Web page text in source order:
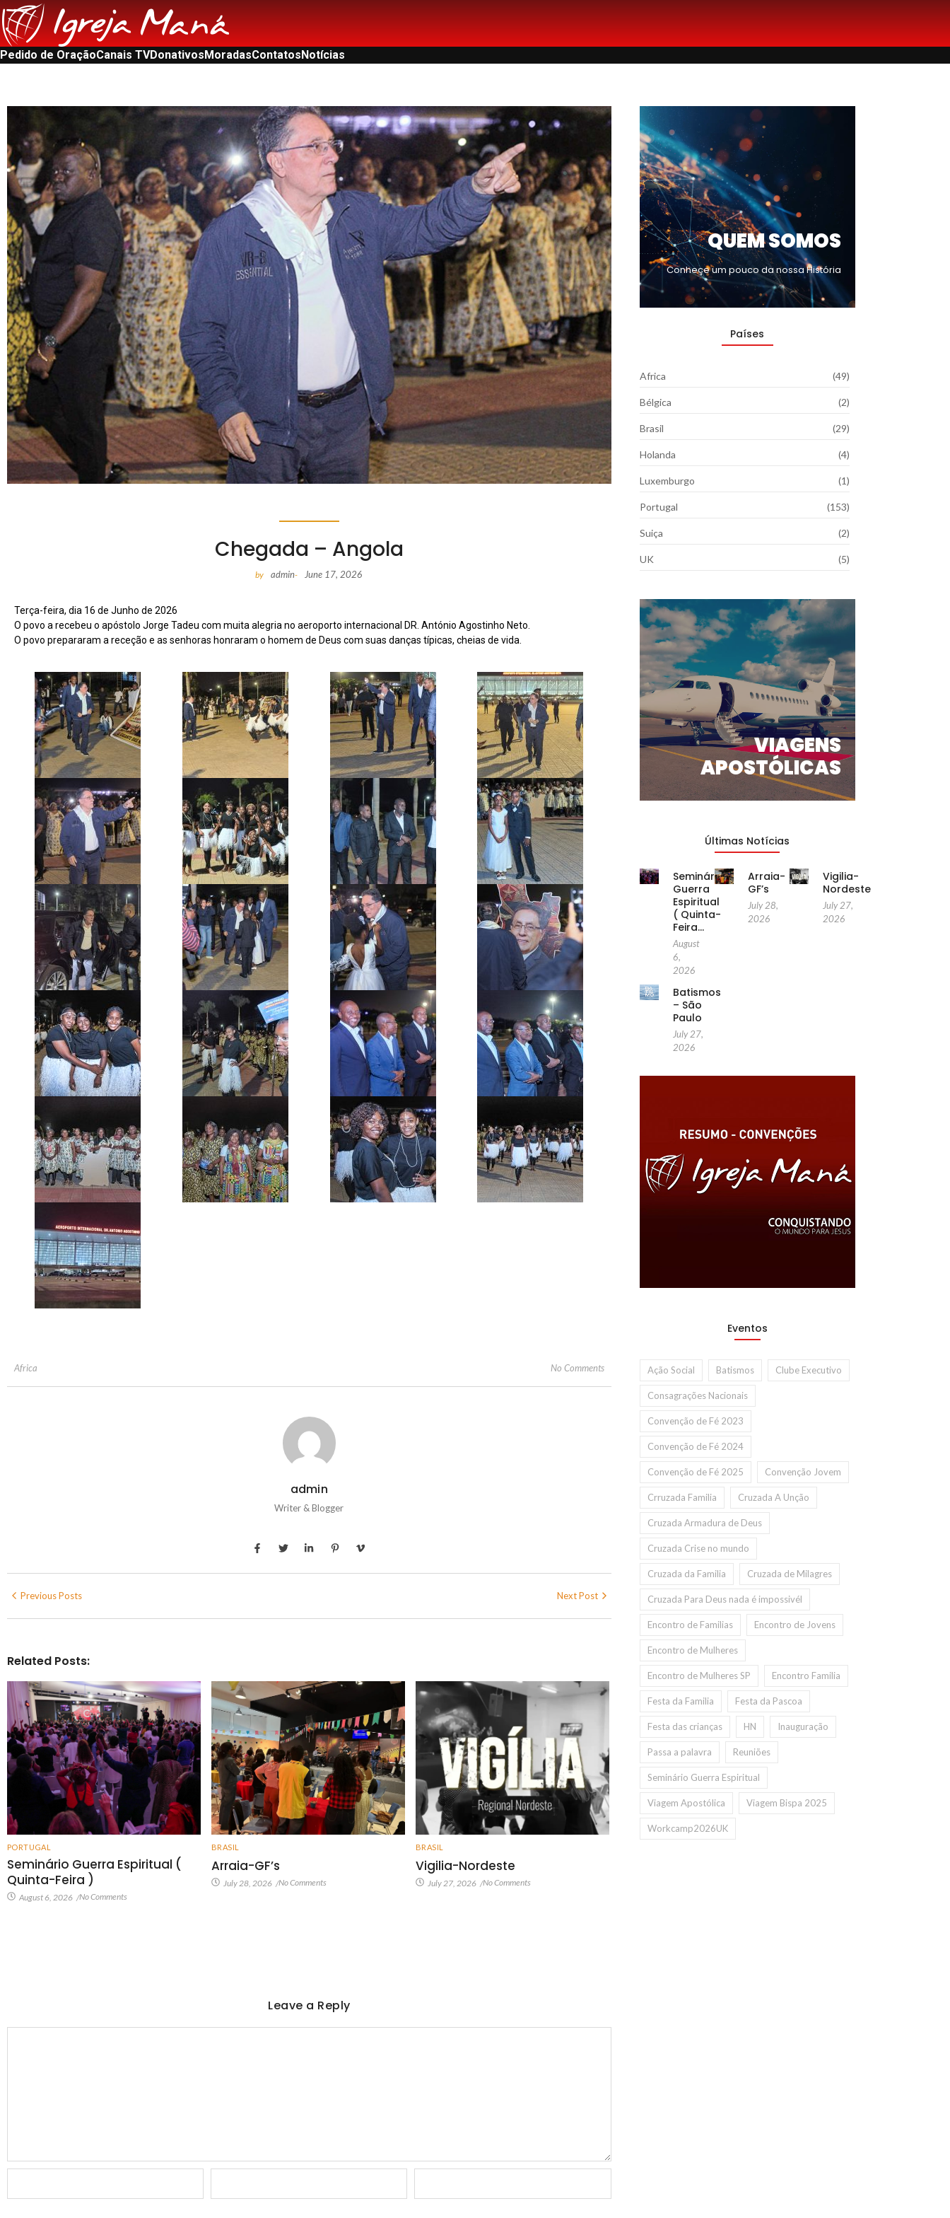
Pedido de OraçãoCanais TVDonativosMoradasContatosNotícias
Chegada – Angola
by admin- June 17, 2026
Terça-feira, dia 16 de Junho de 2026
O povo a recebeu o apóstolo Jorge Tadeu com muita alegria no aeroporto internacional DR. António Agostinho Neto.
O povo prepararam a receção e as senhoras honraram o homem de Deus com suas danças típicas, cheias de vida.
Africa No Comments
admin
Writer & Blogger
Previous Posts Next Post
Related Posts:
PORTUGAL
Seminário Guerra Espiritual (
Quinta-Feira )
August 6, 2026 /No Comments
BRASIL
Arraia-GF’s
July 28, 2026 /No Comments
BRASIL
Vigilia-Nordeste
July 27, 2026 /No Comments
Leave a Reply
QUEM SOMOS
Conheçe um pouco da nossa História
Países
Africa (49)
Bélgica (2)
Brasil (29)
Holanda (4)
Luxemburgo (1)
Portugal (153)
Suiça (2)
UK (5)
VIAGENS
APOSTÓLICAS
Últimas Notícias
Seminário
Guerra
Espiritual
( Quinta-
Feira…
August
6,
2026
Arraia-
GF’s
July 28,
2026
Vigilia-
Nordeste
July 27,
2026
Batismos
– São
Paulo
July 27,
2026
Eventos
Ação Social Batismos Clube Executivo
Consagrações Nacionais
Convenção de Fé 2023
Convenção de Fé 2024
Convenção de Fé 2025 Convenção Jovem
Crruzada Familia Cruzada A Unção
Cruzada Armadura de Deus
Cruzada Crise no mundo
Cruzada da Familia Cruzada de Milagres
Cruzada Para Deus nada é impossivél
Encontro de Familias Encontro de Jovens
Encontro de Mulheres
Encontro de Mulheres SP Encontro Familia
Festa da Familia Festa da Pascoa
Festa das crianças HN Inauguração
Passa a palavra Reuniões
Seminário Guerra Espiritual
Viagem Apostólica Viagem Bispa 2025
Workcamp2026UK